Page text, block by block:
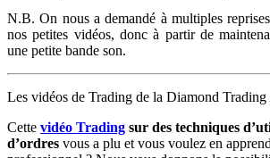
N.B. On nous a demandé à multiples
nos petites vidéos, donc à partir de
une petite bande son.
Les vidéos de Trading de la Diamond
Cette vidéo Trading sur des techniques
d’ordres vous a plu et vous voulez en